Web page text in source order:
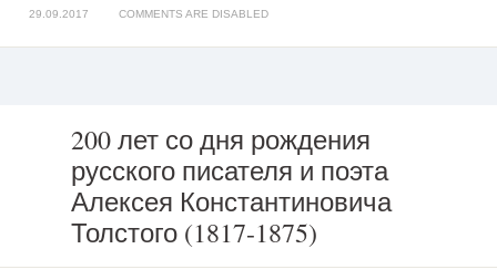
29.09.2017 COMMENTS ARE DISABLED
русского
200 лет со дня рождения
русского писателя и поэта
Алексея Константиновича
Толстого (1817-1875)